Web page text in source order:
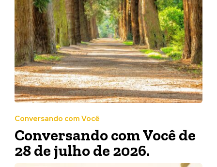
Conversando com Você
Conversando com Você de
28 de julho de 2026.